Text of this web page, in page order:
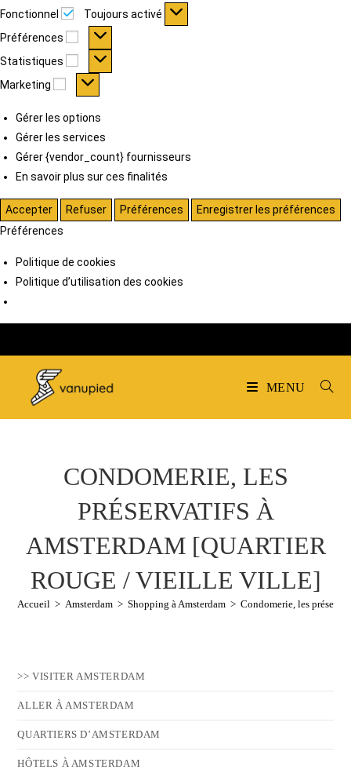
Fonctionnel Fonctionnel
Toujours activé
Préférences
Préférences
Statistiques Statistiques
Marketing Marketing
Gérer les options
Gérer les services
Gérer {vendor_count} fournisseurs
En savoir plus sur ces finalités
Accepter Refuser Préférences
Enregistrer les préférences
Préférences
Politique de cookies
Politique d’utilisation des cookies
MENU
CONDOMERIE, LES
PRÉSERVATIFS À
AMSTERDAM [QUARTIER
ROUGE / VIEILLE VILLE]
Accueil > Amsterdam > Shopping à Amsterdam > Condomerie, les
>> VISITER AMSTERDAM
ALLER À AMSTERDAM
QUARTIERS D’AMSTERDAM
HÔTELS À AMSTERDAM